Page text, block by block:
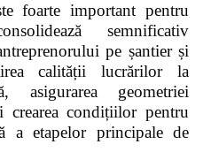
foarte important pentru
semnificativ
pe șantier și
calității lucrărilor la
asigurarea geometriei
crearea condițiilor pentru
a etapelor principale de